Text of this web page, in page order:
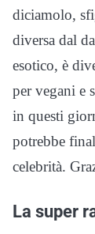
diciamolo,
diversa dal
esotico, è
per vegani e
in questi
potrebbe
celebrità.
La super